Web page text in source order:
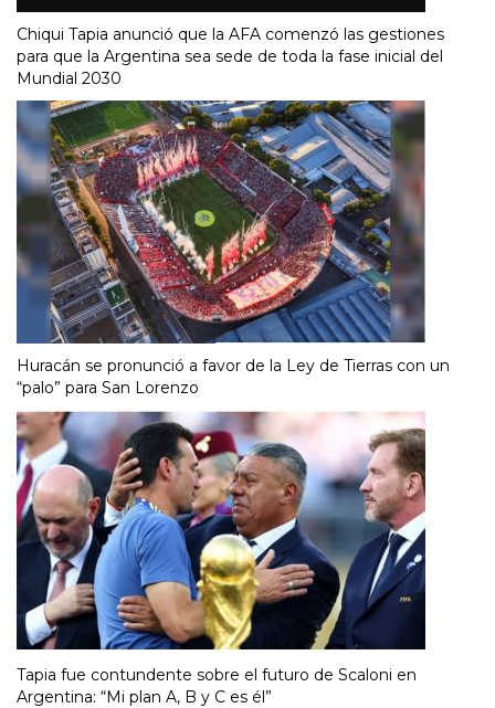
Chiqui Tapia anunció que la AFA comenzó las gestiones
para que la Argentina sea sede de toda la fase inicial del
Mundial 2030
Huracán se pronunció a favor de la Ley de Tierras con un
“palo” para San Lorenzo
Tapia fue contundente sobre el futuro de Scaloni en
Argentina: “Mi plan A, B y C es él”